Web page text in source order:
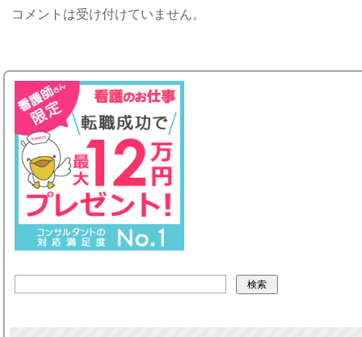
コメントは受け付けていません。